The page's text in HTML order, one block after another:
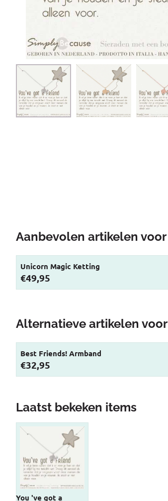
Aanbevolen artikelen voor
Unicorn Magic Ketting
Prijs: 49,95
€49,95
Alternatieve artikelen voor
Best Friends! Armband
Prijs: 32,95
€32,95
Laatst bekeken items
You 've got a